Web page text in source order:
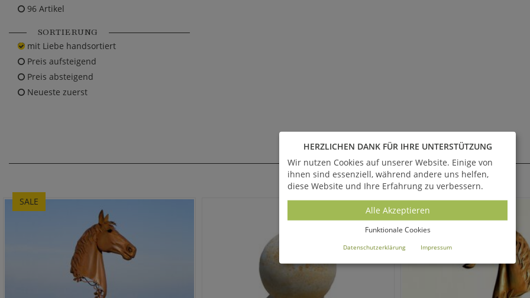
96 Artikel
SORTIERUNG
mit Liebe handsortiert
Preis aufsteigend
Preis absteigend
Neueste zuerst
AKTUELLE ANGEBOTE - SALE %
Alle anzeigen
SALE
SALE
HERZLICHEN DANK FÜR IHRE UNTERSTÜTZUNG
Wir nutzen Cookies auf unserer Website. Einige von
ihnen sind essenziell, während andere uns helfen,
diese Website und Ihre Erfahrung zu verbessern.
Alle Akzeptieren
Funktionale Cookies
Datenschutzerklärung Impressum